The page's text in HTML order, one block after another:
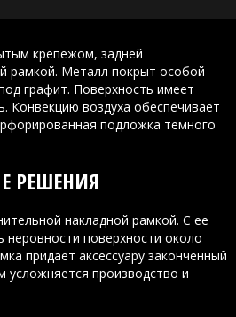
крепежом, задней
рамкой. Металл покрыт особой
графит. Поверхность имеет
Конвекцию воздуха обеспечивает
подложка темного
РЕШЕНИЯ
накладной рамкой. С ее
поверхности около
придает аксессуару законченный
усложняется производство и